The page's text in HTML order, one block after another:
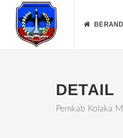
DETAIL
Pemkab Kolaka